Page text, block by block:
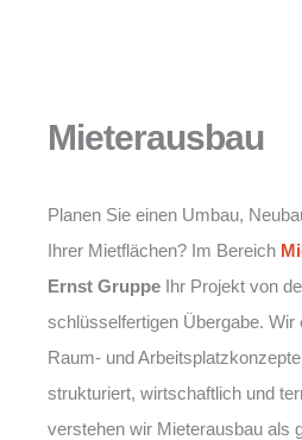
Mieterausbau
Planen Sie einen Umbau,
Ihrer Mietflächen? Im Bereich
Ernst Gruppe Ihr Projekt von
schlüsselfertigen Übergabe. Wir
Raum- und
strukturiert, wirtschaftlich und
verstehen wir Mieterausbau als